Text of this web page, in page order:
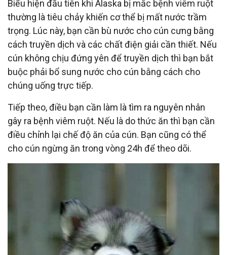
Biểu hiện đầu tiên khi Alaska bị mắc bệnh viêm ruột
thường là tiêu chảy khiến cơ thể bị mất nước trầm
trọng. Lúc này, bạn cần bù nước cho cún cưng bằng
cách truyền dịch và các chất điện giải cần thiết. Nếu
cún không chịu đứng yên để truyền dịch thì bạn bắt
buộc phải bổ sung nước cho cún bằng cách cho
chúng uống trực tiếp.
Tiếp theo, điều bạn cần làm là tìm ra nguyên nhân
gây ra bệnh viêm ruột. Nếu là do thức ăn thì bạn cần
điều chỉnh lại chế độ ăn của cún. Bạn cũng có thể
cho cún ngừng ăn trong vòng 24h để theo dõi.